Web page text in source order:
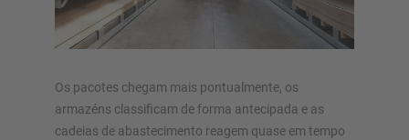
Os pacotes chegam mais pontualmente, os
armazéns classificam de forma antecipada e as
cadeias de abastecimento reagem quase em tempo
SISTEMAS DE ARMAZÉM